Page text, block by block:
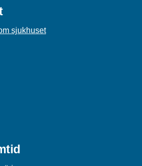
sjukhuset